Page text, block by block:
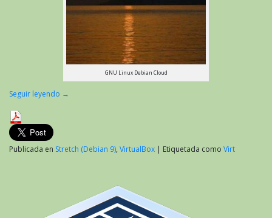
GNU Linux Debian Cloud
Seguir leyendo →
Publicada en Stretch (Debian 9), VirtualBox | Etiquetada como Virt